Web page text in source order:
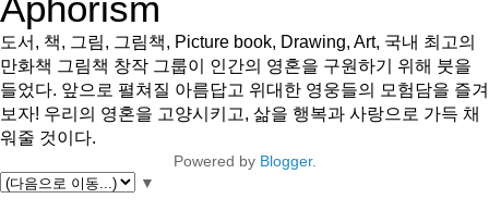
Aphorism
도서, 책, 그림, 그림책, Picture book, Drawing, Art, 국내 최고의
만화책 그림책 창작 그룹이 인간의 영혼을 구원하기 위해 붓을
들었다. 앞으로 펼쳐질 아름답고 위대한 영웅들의 모험담을 즐겨
보자! 우리의 영혼을 고양시키고, 삶을 행복과 사랑으로 가득 채
워줄 것이다.
Powered by Blogger.
▼